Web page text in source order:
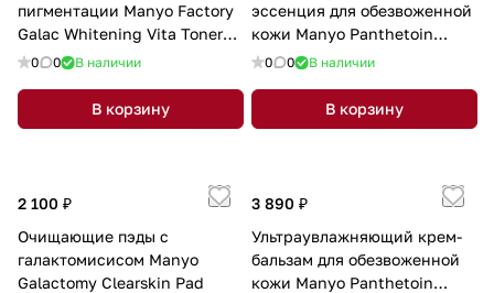
пигментации Manyo Factory
Galac Whitening Vita Toner
210ml
0 0 В наличии
В корзину
эссенция для обезвоженной
кожи Manyo Panthetoin
Essence Toner 200мл
0 0 В наличии
В корзину
2 100 ₽
Очищающие пэды с
галактомисисом Manyo
Galactomy Clearskin Pad
3 890 ₽
Ультраувлажняющий крем-
бальзам для обезвоженной
кожи Manyo Panthetoin